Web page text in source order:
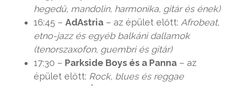
hegedű, mandolin, harmonika, gitár és ének)
16:45 – AdAstria – az épület előtt: Afrobeat,
etno-jazz és egyéb balkáni dallamok
(tenorszaxofon, guembri és gitár)
17:30 – Parkside Boys és a Panna – az
épület előtt: Rock, blues és reggae